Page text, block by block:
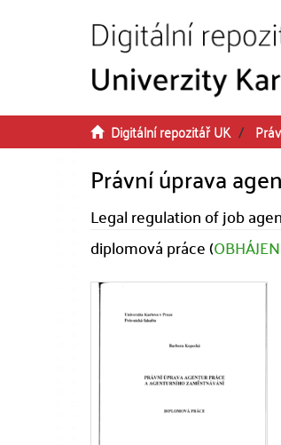
Digitální repozitář UK
Právní úprava
Legal regulation of job
diplomová práce (